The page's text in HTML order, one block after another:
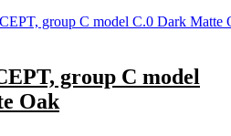
group C model
Oak